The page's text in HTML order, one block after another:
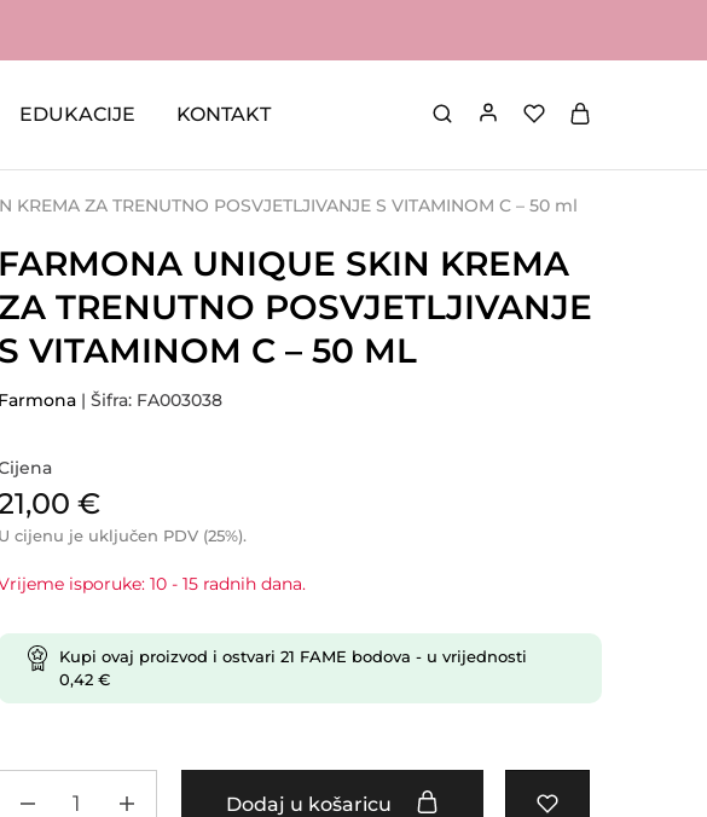
EDUKACIJE KONTAKT
KREMA ZA TRENUTNO POSVJETLJIVANJE S VITAMINOM C – 50 ml
FARMONA UNIQUE SKIN KREMA
ZA TRENUTNO POSVJETLJIVANJE
S VITAMINOM C – 50 ML
Farmona| Šifra: FA003038
€
U cijenu je uključen PDV (25%).
isporuke: 10 - 15 radnih dana.
Kupi ovaj proizvod i ostvari 21 FAME bodova - u vrijednosti
0,42 €
Dodaj u košaricu